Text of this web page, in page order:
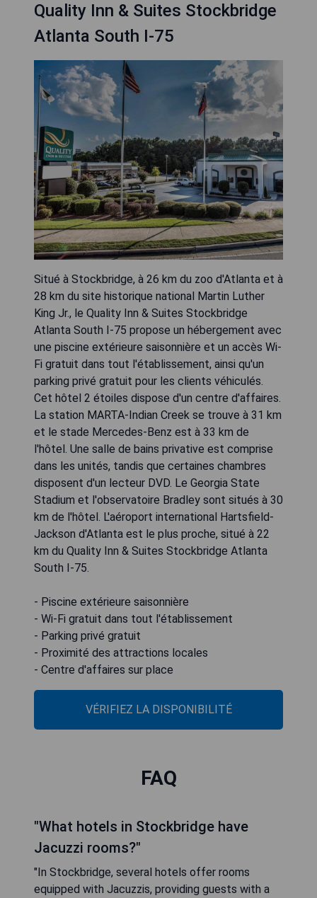
Quality Inn & Suites Stockbridge
Atlanta South I-75
Situé à Stockbridge, à 26 km du zoo d'Atlanta et à
28 km du site historique national Martin Luther
King Jr., le Quality Inn & Suites Stockbridge
Atlanta South I-75 propose un hébergement avec
une piscine extérieure saisonnière et un accès Wi-
Fi gratuit dans tout l'établissement, ainsi qu'un
parking privé gratuit pour les clients véhiculés.
Cet hôtel 2 étoiles dispose d'un centre d'affaires.
La station MARTA-Indian Creek se trouve à 31 km
et le stade Mercedes-Benz est à 33 km de
l'hôtel. Une salle de bains privative est comprise
dans les unités, tandis que certaines chambres
disposent d'un lecteur DVD. Le Georgia State
Stadium et l'observatoire Bradley sont situés à 30
km de l'hôtel. L'aéroport international Hartsfield-
Jackson d'Atlanta est le plus proche, situé à 22
km du Quality Inn & Suites Stockbridge Atlanta
South I-75.
- Piscine extérieure saisonnière
- Wi-Fi gratuit dans tout l'établissement
- Parking privé gratuit
- Proximité des attractions locales
- Centre d'affaires sur place
VÉRIFIEZ LA DISPONIBILITÉ
FAQ
"What hotels in Stockbridge have
Jacuzzi rooms?"
"In Stockbridge, several hotels offer rooms
equipped with Jacuzzis, providing guests with a